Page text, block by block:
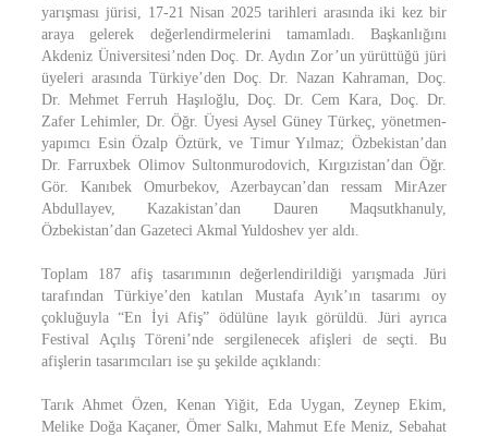
yarışması jürisi, 17-21 Nisan 2025 tarihleri arasında iki kez bir
araya gelerek değerlendirmelerini tamamladı. Başkanlığını
Akdeniz Üniversitesi’nden Doç. Dr. Aydın Zor’un yürüttüğü jüri
üyeleri arasında Türkiye’den Doç. Dr. Nazan Kahraman, Doç.
Dr. Mehmet Ferruh Haşıloğlu, Doç. Dr. Cem Kara, Doç. Dr.
Zafer Lehimler, Dr. Öğr. Üyesi Aysel Güney Türkeç, yönetmen-
yapımcı Esin Özalp Öztürk, ve Timur Yılmaz; Özbekistan’dan
Dr. Farruxbek Olimov Sultonmurodovich, Kırgızistan’dan Öğr.
Gör. Kanıbek Omurbekov, Azerbaycan’dan ressam MirAzer
Abdullayev, Kazakistan’dan Dauren Maqsutkhanuly,
Özbekistan’dan Gazeteci Akmal Yuldoshev yer aldı.
Toplam 187 afiş tasarımının değerlendirildiği yarışmada Jüri
tarafından Türkiye’den katılan Mustafa Ayık’ın tasarımı oy
çokluğuyla “En İyi Afiş” ödülüne layık görüldü. Jüri ayrıca
Festival Açılış Töreni’nde sergilenecek afişleri de seçti. Bu
afişlerin tasarımcıları ise şu şekilde açıklandı:
Tarık Ahmet Özen, Kenan Yiğit, Eda Uygan, Zeynep Ekim,
Melike Doğa Kaçaner, Ömer Salkı, Mahmut Efe Meniz, Sebahat